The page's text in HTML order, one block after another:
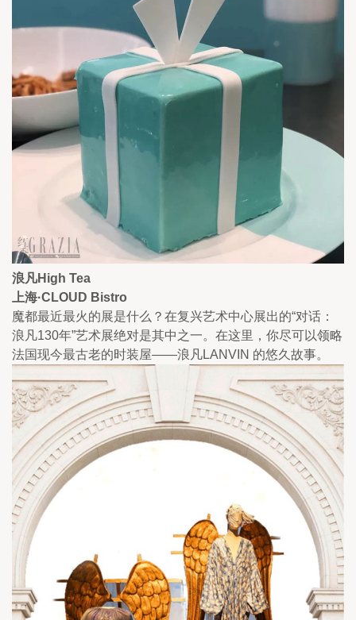
浪凡High Tea
上海·CLOUD Bistro
魔都最近最火的展是什么？在复兴艺术中心展出的“对话：
浪凡130年”艺术展绝对是其中之一。在这里，你尽可以领略
法国现今最古老的时装屋——浪凡LANVIN 的悠久故事。